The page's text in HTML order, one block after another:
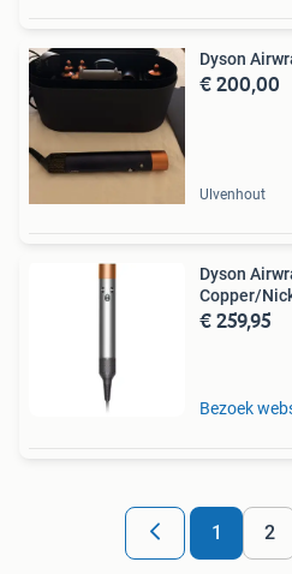
Dyson
€ 200,00
Ulvenhout
Dyson
Copper/
€ 259,95
Bezoek
1 2